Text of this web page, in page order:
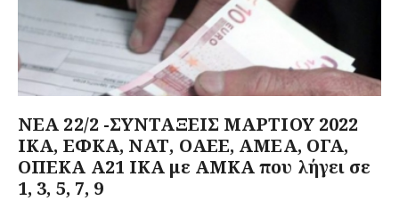
ΝΕΑ 22/2 -ΣΥΝΤΑΞΕΙΣ ΜΑΡΤΙΟΥ 2022
ΙΚΑ, ΕΦΚΑ, ΝΑΤ, ΟΑΕΕ, ΑΜΕΑ, ΟΓΑ,
ΟΠΕΚΑ Α21 ΙΚΑ με ΑΜΚΑ που λήγει σε
1, 3, 5, 7, 9